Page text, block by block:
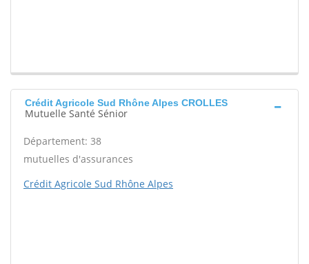
Crédit Agricole Sud Rhône Alpes CROLLES
Mutuelle Santé Sénior
Département: 38
mutuelles d'assurances
Crédit Agricole Sud Rhône Alpes